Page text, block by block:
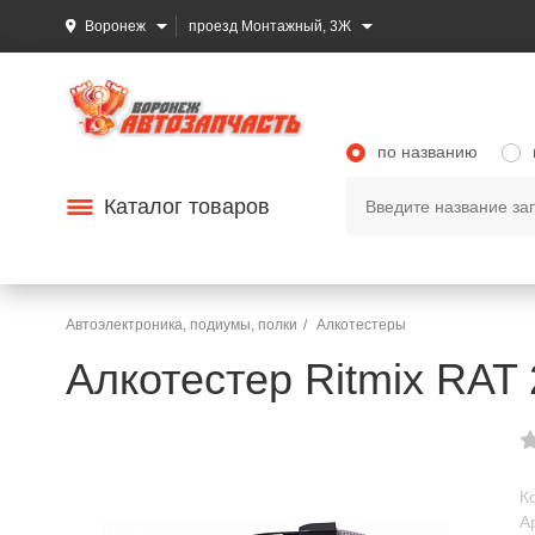
Воронеж проезд Монтажный, 3Ж
Каталог товаров
по названию
Автоэлектроника, подиумы, полки Алкотестеры
Алкотестер Ritmix RAT